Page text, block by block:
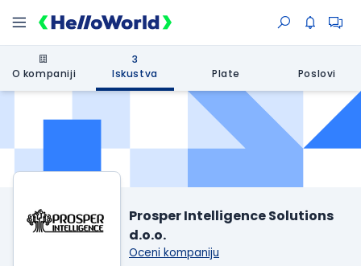
O kompaniji
3
Iskustva
Plate Poslovi
Prosper Intelligence Solutions
d.o.o.
Oceni kompaniju